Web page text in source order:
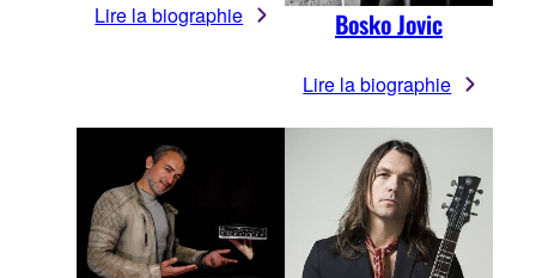
Lire la biographie Bosko Jovic
Lire la biographie